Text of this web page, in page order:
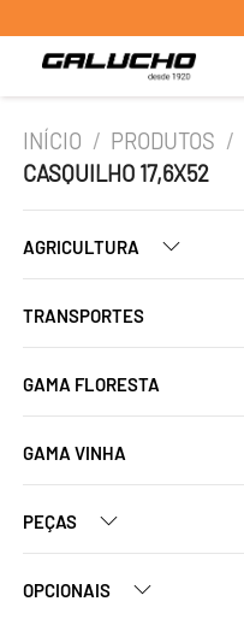
INÍCIO / PRODUTOS /
CASQUILHO 17,6X52
AGRICULTURA
TRANSPORTES
GAMA FLORESTA
GAMA VINHA
PEÇAS
OPCIONAIS